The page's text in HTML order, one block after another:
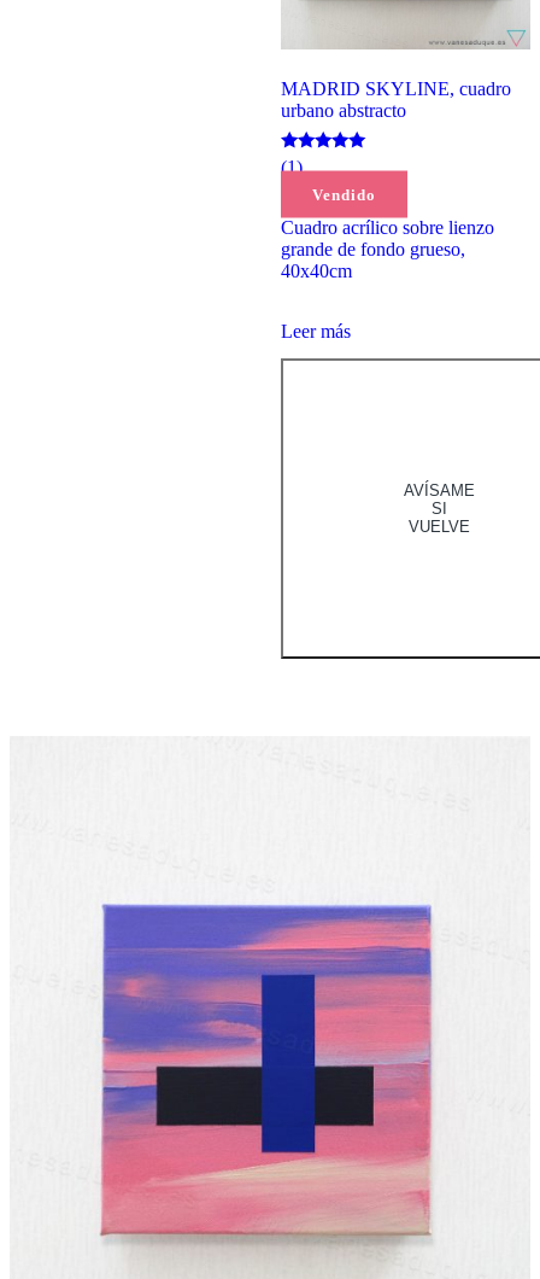
Vendido
MADRID SKYLINE, cuadro
urbano abstracto
Valorado
(1)
150,00
Cuadro acrílico sobre lienzo
grande de fondo grueso,
40x40cm
Leer más
AVÍSAME
SI
VUELVE